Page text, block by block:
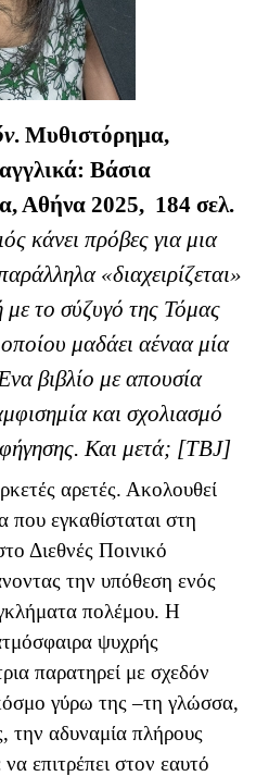
. Μυθιστόρημα,
Βάσια
Αθήνα 2025, 184 σελ.
κάνει πρόβες για μια
«διαχειρίζεται»
με το σύζυγό της Τόμας
μαδάει αέναα μία
βιβλίο με απουσία
και σχολιασμό
Και μετά; [ΤΒJ]
αρετές. Ακολουθεί
που εγκαθίσταται στη
Διεθνές Ποινικό
την υπόθεση ενός
πολέμου. Η
ψυχρής
παρατηρεί με σχεδόν
γύρω της –τη γλώσσα,
την αδυναμία πλήρους
επιτρέπει στον εαυτό